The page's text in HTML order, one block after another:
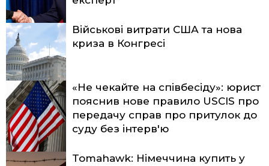
Військові витрати США та нова
криза в Конгресі
«Не чекайте на співбесіду»: юрист
пояснив нове правило USCIS про
передачу справ про притулок до
суду без інтерв'ю
Tomahawk: Німеччина купить у